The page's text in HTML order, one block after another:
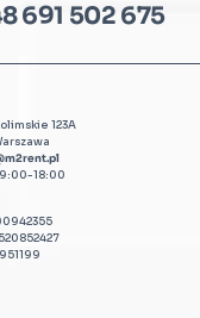
691 502 675
123A
18:00